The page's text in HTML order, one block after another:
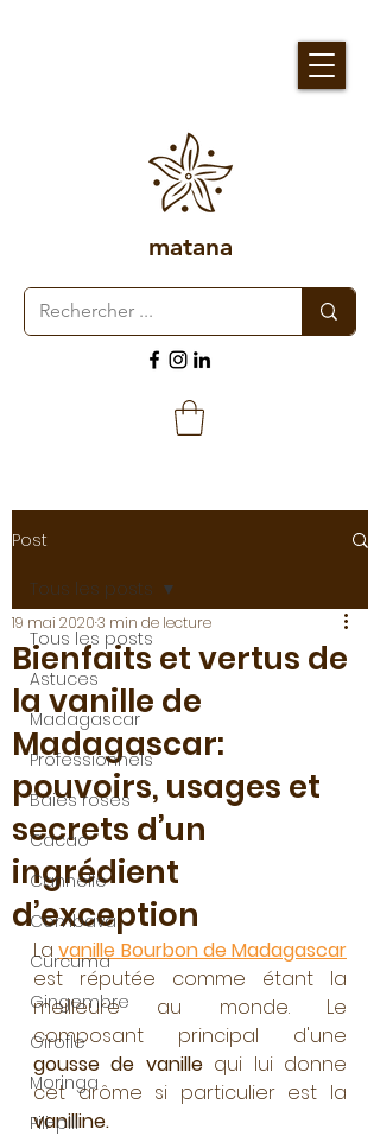
matana
Post
Tous les posts
Astuces
Madagascar
Professionnels
Baies roses
Cacao
Cannelle
Combava
Curcuma
Gingembre
Girofle
Moringa
Pili-pili
Tous les posts
Bienfaits et vertus de
la vanille de
Madagascar:
pouvoirs, usages et
secrets d’un
ingrédient
d’exception
19 mai 20203 min de lecture
La vanille Bourbon de Madagascar
est réputée comme étant la
meilleure au monde. Le
gousse de vanille qui lui donne
vanilline.